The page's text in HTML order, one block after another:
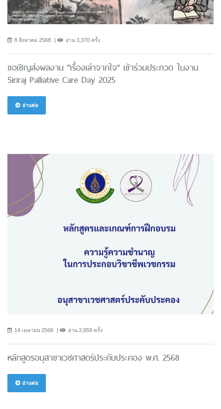
8 สิงหาคม 2568 อ่าน 3,370 ครั้ง
ขอเชิญส่งผลงาน "เรื่องเล่าจากใจ" เข้าร่วมประกวด ในงาน
Siriraj Palliative Care Day 2025
อ่านต่อ
14 เมษายน 2568 อ่าน 2,859 ครั้ง
หลักสูตรอนุสาขาเวชศาสตร์ประคับประคอง พ.ศ. 2568
อ่านต่อ